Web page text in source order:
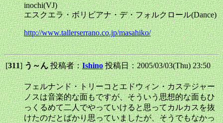
inochi(VJ)
エスクエラ・ボリビアナ・デ・フォルクロール(Dance)
http://www.tallerserrano.co.jp/masahiko/
[311]う～ん投稿者：Ishino 投稿日：2005/03/03(Thu) 23:50
フェルナンド・トリーコとエドウィン・カステジャー
ノスは音楽的な面もですが、そういう思想的な面もひ
っくるめて二人でやっていけると思ってカルカスを抜
けたのだとばかり思っていましたが、そうでもなかっ